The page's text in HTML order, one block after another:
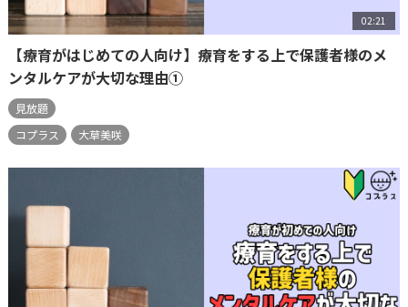
02:21
【療育がはじめての人向け】療育をする上で保護者様のメ
ンタルケアが大切な理由①
見放題
コプラス
大草美咲